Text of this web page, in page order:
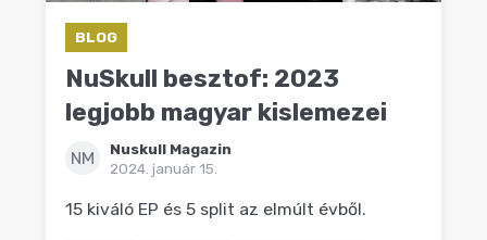
BLOGBLOG
NuSkull besztof: 2023
legjobb magyar kislemezei
NM
Nuskull Magazin
2024. január 15.
15 kiváló EP és 5 split az elmúlt évből.